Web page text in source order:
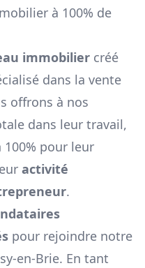
à 100% de
immobilier créé
dans la vente
offrons à nos
dans leur travail,
pour leur
activité
.
pour rejoindre notre
en-Brie. En tant